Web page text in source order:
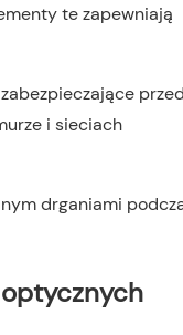
te zapewniają
i sieciach